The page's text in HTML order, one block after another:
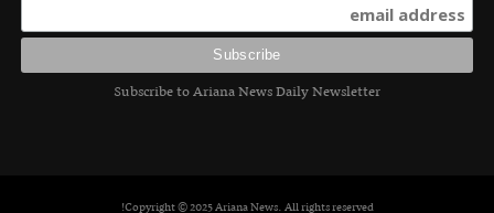
Subscribe to Ariana News Daily Newsletter
Copyright © 2025 Ariana News. All rights reserved!